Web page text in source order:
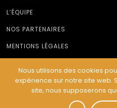
L’ÉQUIPE
NOS PARTENAIRES
MENTIONS LÉGALES
© Le Musicodrome 2022 -
Nous utilisons des cookies
expérience sur notre site web.
site, nous supposerons